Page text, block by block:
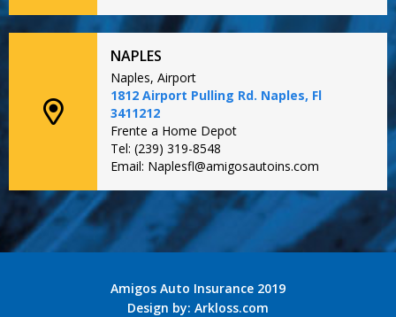
NAPLES
Naples, Airport
1812 Airport Pulling Rd. Naples, Fl
3411212
Frente a Home Depot
Tel: (239) 319-8548
Email: Naplesfl@amigosautoins.com
Amigos Auto Insurance 2019
Design by: Arkloss.com